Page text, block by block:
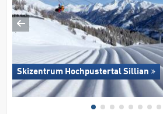
Skizentrum Hochpustertal Sillian